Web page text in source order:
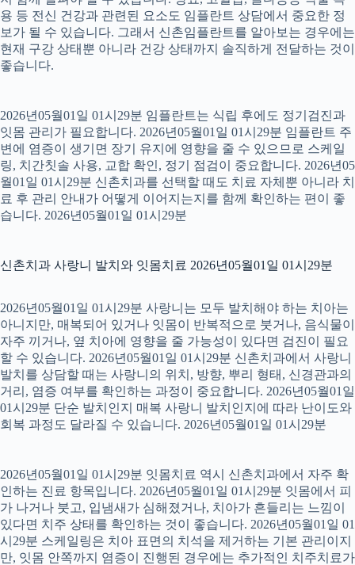
용 등 전신 건강과 관련된 요소도 임플란트 상담에서 중요한 정
보가 될 수 있습니다. 그래서 신촌임플란트를 알아보는 경우에는
현재 구강 상태뿐 아니라 건강 상태까지 솔직하게 전달하는 것이
좋습니다.
2026년05월01일 01시29분 임플란트는 식립 후에도 정기검진과
잇몸 관리가 필요합니다. 2026년05월01일 01시29분 임플란트 주
변에 염증이 생기면 장기 유지에 영향을 줄 수 있으므로 스케일
링, 치간칫솔 사용, 교합 확인, 정기 점검이 중요합니다. 2026년05
월01일 01시29분 신촌치과를 선택할 때도 치료 자체뿐 아니라 치
료 후 관리 안내가 어떻게 이어지는지를 함께 확인하는 편이 좋
습니다. 2026년05월01일 01시29분
신촌치과 사랑니 발치와 잇몸치료 2026년05월01일 01시29분
2026년05월01일 01시29분 사랑니는 모두 발치해야 하는 치아는
아니지만, 매복되어 있거나 잇몸이 반복적으로 붓거나, 음식물이
자주 끼거나, 옆 치아에 영향을 줄 가능성이 있다면 검진이 필요
할 수 있습니다. 2026년05월01일 01시29분 신촌치과에서 사랑니
발치를 상담할 때는 사랑니의 위치, 방향, 뿌리 형태, 신경관과의
거리, 염증 여부를 확인하는 과정이 중요합니다. 2026년05월01일
01시29분 단순 발치인지 매복 사랑니 발치인지에 따라 난이도와
회복 과정도 달라질 수 있습니다. 2026년05월01일 01시29분
2026년05월01일 01시29분 잇몸치료 역시 신촌치과에서 자주 확
인하는 진료 항목입니다. 2026년05월01일 01시29분 잇몸에서 피
가 나거나 붓고, 입냄새가 심해졌거나, 치아가 흔들리는 느낌이
있다면 치주 상태를 확인하는 것이 좋습니다. 2026년05월01일 01
시29분 스케일링은 치아 표면의 치석을 제거하는 기본 관리이지
만, 잇몸 안쪽까지 염증이 진행된 경우에는 추가적인 치주치료가